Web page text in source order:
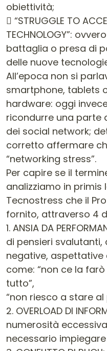
obiettività;
 “STRUGGLE TO
TECHNOLOGY”:
battaglia o presa di
delle nuove
All’epoca non si
smartphone, tablets
hardware: oggi
ricondurre una parte
dei social network;
corretto affermare
“networking stress”.
Per capire se il
analizziamo in primis
Tecnostress che il
fornito, attraverso 4
1. ANSIA DA
di pensieri
negative,
come: “non ce la
tutto”,
“non riesco a stare
2. OVERLOAD DI
numerosità
necessario